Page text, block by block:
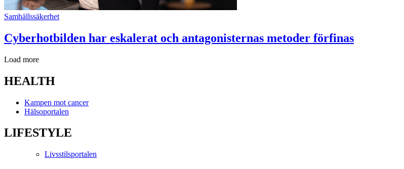
Samhällssäkerhet
Cyberhotbilden har eskalerat och antagonisternas metoder förfinas
Load more
HEALTH
Kampen mot cancer
Hälsoportalen
LIFESTYLE
Livsstilsportalen